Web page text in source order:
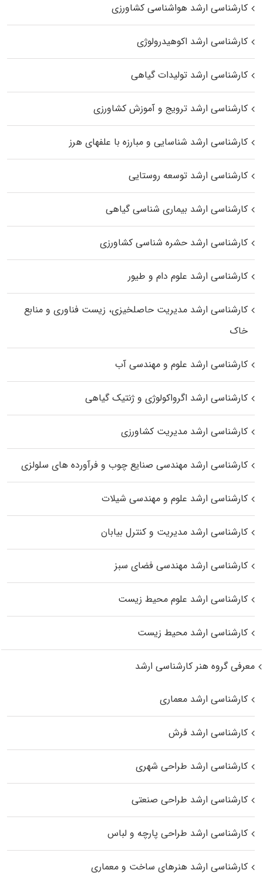
کارشناسی ارشد هواشناسی کشاورزی
کارشناسی ارشد اکوهیدرولوژی
کارشناسی ارشد تولیدات گیاهی
کارشناسی ارشد ترویج و آموزش کشاورزی
کارشناسی ارشد شناسایی و مبارزه با علفهای هرز
کارشناسی ارشد توسعه روستایی
کارشناسی ارشد بیماری‌ شناسی گیاهی
کارشناسی ارشد حشره‌ شناسی کشاورزی
کارشناسی ارشد علوم دام و طیور
کارشناسی ارشد مدیریت حاصلخیزی، زیست فناوری و منابع
خاک
کارشناسی ارشد علوم و مهندسی آب
کارشناسی ارشد اگرواکولوژی و ژنتیک گیاهی
کارشناسی ارشد مدیریت کشاورزی
کارشناسی ارشد مهندسی صنایع چوب و فرآورده‌ های سلولزی
کارشناسی ارشد علوم و مهندسی شیلات
کارشناسی ارشد مدیریت و کنترل بیابان
کارشناسی ارشد مهندسی فضای سبز
کارشناسی ارشد علوم محیط‌ زیست
کارشناسی ارشد محیط زیست
معرفی گروه هنر کارشناسی ارشد
کارشناسی ارشد معماری
کارشناسی ارشد فرش
کارشناسی ارشد طراحی شهری
کارشناسی ارشد طراحی صنعتی
کارشناسی ارشد طراحی پارچه و لباس
کارشناسی ارشد هنرهای ساخت و معماری